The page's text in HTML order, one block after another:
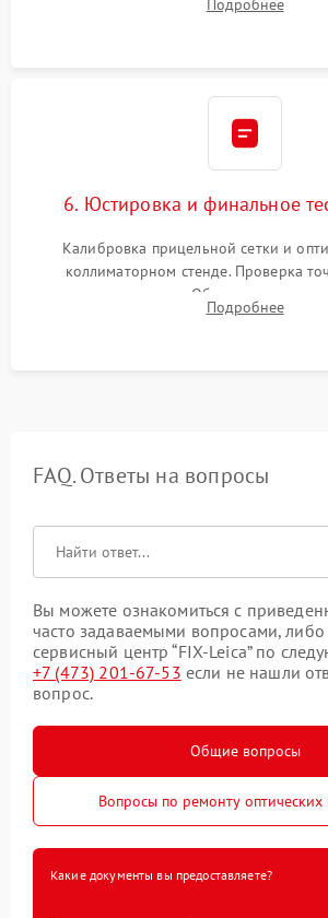
и заполнение его осушенным азотом
Подробнее
6. Юстировка и финальное
Калибровка прицельной сетки и
коллиматорном стенде. Проверка
механизма поправок. Обязательное
ударном стенде для проверки
Подробнее
FAQ. Ответы на вопросы
Вы можете ознакомиться с
часто задаваемыми вопросами, либо
сервисный центр “FIX-Leica” по
+7 (473) 201-67-53 если не нашли
вопрос.
Общие вопросы
Вопросы по ремонту оптических
Какие документы вы предоставляете?